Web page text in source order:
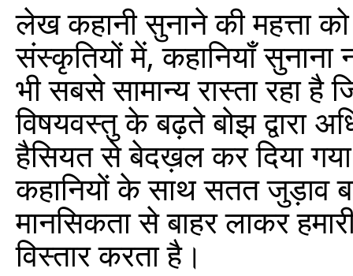
लेख कहानी सुनाने की महत्ता
संस्कृतियों में, कहानियाँ सुनाना
भी सबसे सामान्य रास्ता रहा
विषयवस्तु के बढ़ते बोझ द्वारा
हैसियत से बेदख़ल कर दिया
कहानियों के साथ सतत जुड़ाव
मानसिकता से बाहर लाकर
विस्तार करता है।